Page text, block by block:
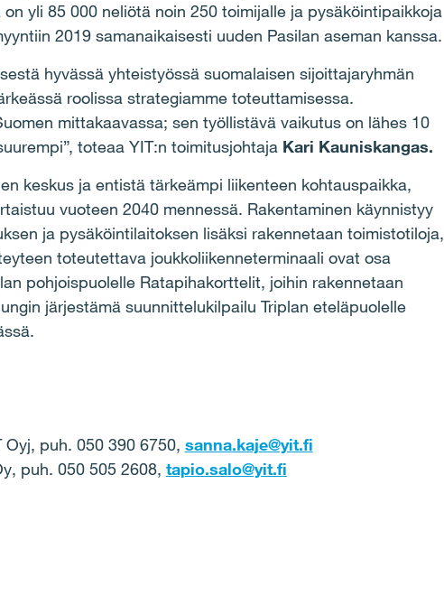
yli 85 000 neliötä noin 250 toimijalle ja pysäköintipaikkoja
2019 samanaikaisesti uuden Pasilan aseman kanssa.
hyvässä yhteistyössä suomalaisen sijoittajaryhmän
roolissa strategiamme toteuttamisessa.
mittakaavassa; sen työllistävä vaikutus on lähes 10
toteaa YIT:n toimitusjohtaja Kari Kauniskangas.
keskus ja entistä tärkeämpi liikenteen kohtauspaikka,
vuoteen 2040 mennessä. Rakentaminen käynnistyy
ja pysäköintilaitoksen lisäksi rakennetaan toimistotiloja,
toteutettava joukkoliikenneterminaali ovat osa
pohjoispuolelle Ratapihakorttelit, joihin rakennetaan
järjestämä suunnittelukilpailu Triplan eteläpuolelle
puh. 050 390 6750, sanna.kaje@yit.fi
puh. 050 505 2608, tapio.salo@yit.fi